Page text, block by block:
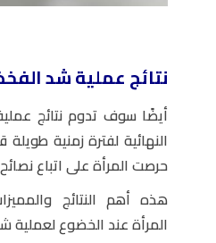
نتائج عملية شد
أيضًا سوف تدوم نتائج
النهائية لفترة زمنية
حرصت المرأة على اتباع
هذه أهم النتائج
المرأة عند الخضوع لعملية